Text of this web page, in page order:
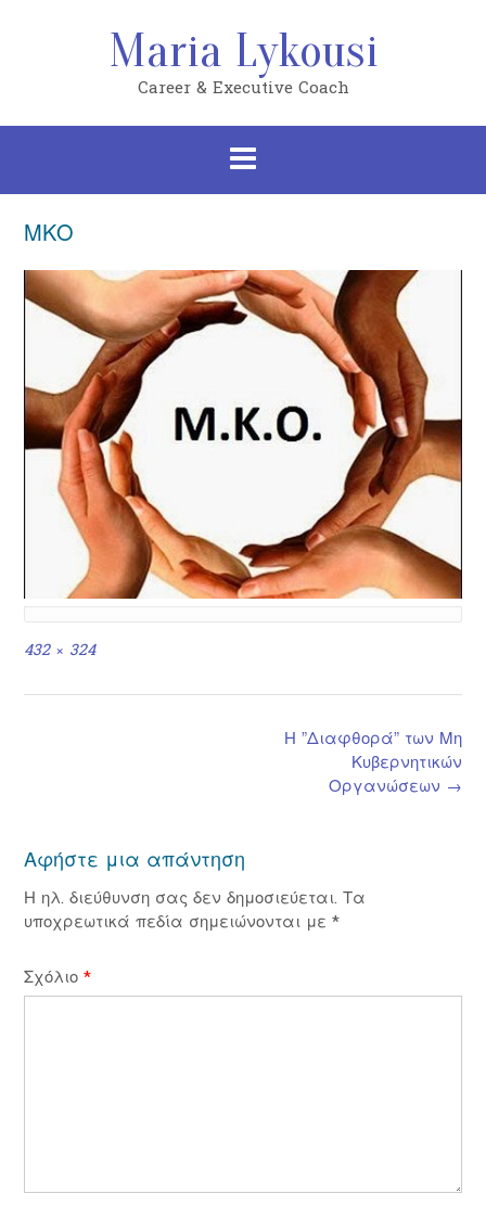
Maria Lykousi
Career & Executive Coach
ΜΚΟ
Full
432 × 324
Η ”Διαφθορά” των Μη
Κυβερνητικών
Οργανώσεων →
Αφήστε μια απάντηση
Η ηλ. διεύθυνση σας δεν δημοσιεύεται. Τα
υποχρεωτικά πεδία σημειώνονται με *
Σχόλιο*